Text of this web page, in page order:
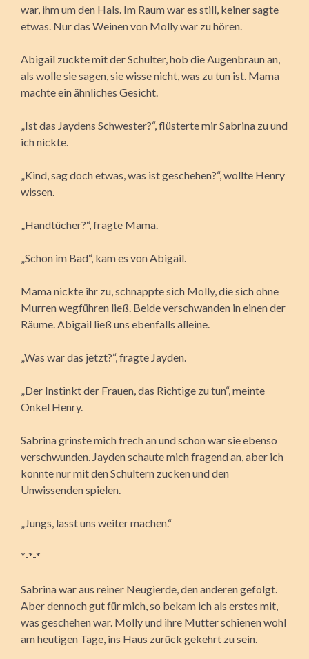
war, ihm um den Hals. Im Raum war es still, keiner sagte
etwas. Nur das Weinen von Molly war zu hören.
Abigail zuckte mit der Schulter, hob die Augenbraun an,
als wolle sie sagen, sie wisse nicht, was zu tun ist. Mama
machte ein ähnliches Gesicht.
„Ist das Jaydens Schwester?“, flüsterte mir Sabrina zu und
ich nickte.
„Kind, sag doch etwas, was ist geschehen?“, wollte Henry
wissen.
„Handtücher?“, fragte Mama.
„Schon im Bad“, kam es von Abigail.
Mama nickte ihr zu, schnappte sich Molly, die sich ohne
Murren wegführen ließ. Beide verschwanden in einen der
Räume. Abigail ließ uns ebenfalls alleine.
„Was war das jetzt?“, fragte Jayden.
„Der Instinkt der Frauen, das Richtige zu tun“, meinte
Onkel Henry.
Sabrina grinste mich frech an und schon war sie ebenso
verschwunden. Jayden schaute mich fragend an, aber ich
konnte nur mit den Schultern zucken und den
Unwissenden spielen.
„Jungs, lasst uns weiter machen.“
*-*-*
Sabrina war aus reiner Neugierde, den anderen gefolgt.
Aber dennoch gut für mich, so bekam ich als erstes mit,
was geschehen war. Molly und ihre Mutter schienen wohl
am heutigen Tage, ins Haus zurück gekehrt zu sein.